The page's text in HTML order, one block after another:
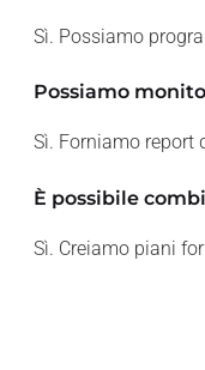
Sì. Possiamo
Possiamo
Sì. Forniamo report
È possibile
Sì. Creiamo piani